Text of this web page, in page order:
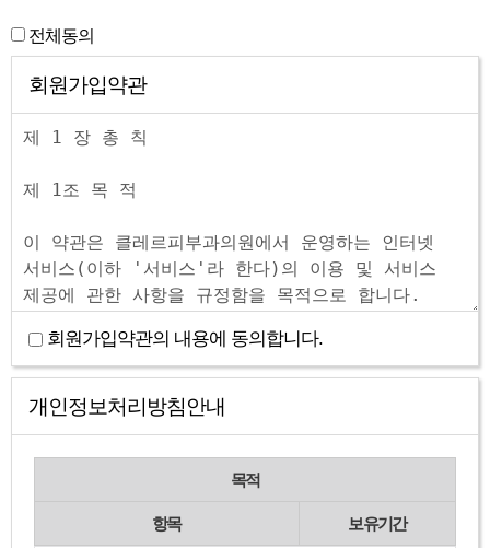
전체동의
회원가입약관
회원가입약관의 내용에 동의합니다.
개인정보처리방침안내
목적
항목 보유기간